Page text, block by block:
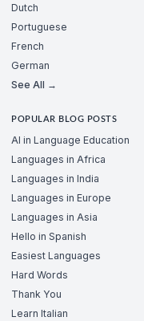
Dutch
Portuguese
French
German
See All →
POPULAR BLOG POSTS
AI in Language Education
Languages in Africa
Languages in India
Languages in Europe
Languages in Asia
Hello in Spanish
Easiest Languages
Hard Words
Thank You
Learn Italian